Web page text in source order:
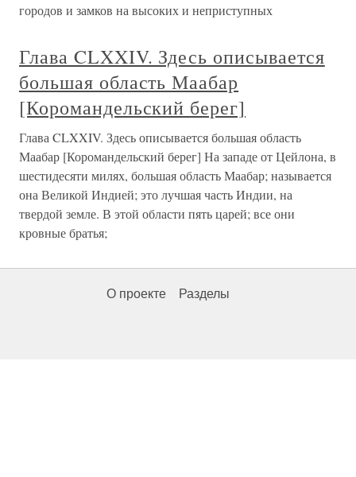
городов и замков на высоких и неприступных
Глава CLXXIV. Здесь описывается
большая область Маабар
[Коромандельский берег]
Глава CLXXIV. Здесь описывается большая область
Маабар [Коромандельский берег] На западе от Цейлона, в
шестидесяти милях, большая область Маабар; называется
она Великой Индией; это лучшая часть Индии, на
твердой земле. В этой области пять царей; все они
кровные братья;
О проекте Разделы